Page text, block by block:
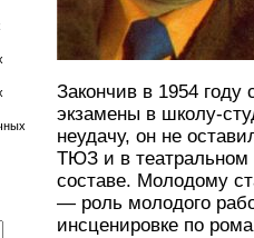
Закончив в 1954
экзамены в школу-
неудачу, он не
ТЮЗ и в театральном
составе. Молодому
— роль молодого
инсценировке по